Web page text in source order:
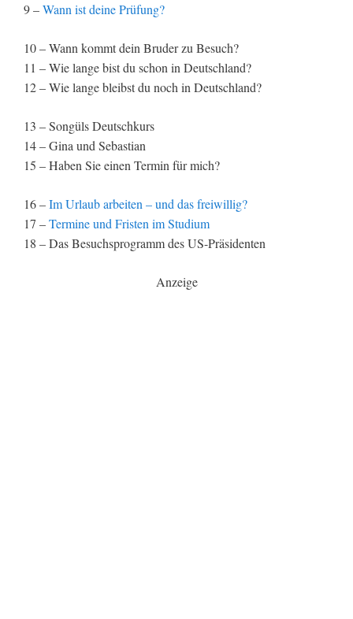
9 –Wann ist deine Prüfung?
10 – Wann kommt dein Bruder zu Besuch?
11 – Wie lange bist du schon in Deutschland?
12 – Wie lange bleibst du noch in Deutschland?
13 – Songüls Deutschkurs
14 – Gina und Sebastian
15 – Haben Sie einen Termin für mich?
16 –Im Urlaub arbeiten – und das freiwillig?
17 –Termine und Fristen im Studium
18 – Das Besuchsprogramm des US-Präsidenten
Anzeige